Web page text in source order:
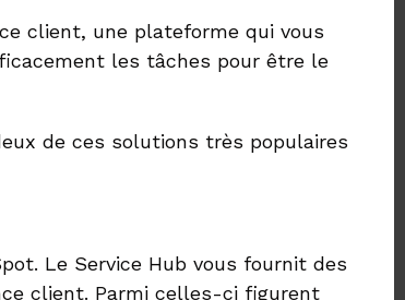
client, une plateforme qui vous
les tâches pour être le
de ces solutions très populaires
Le Service Hub vous fournit des
client. Parmi celles-ci figurent